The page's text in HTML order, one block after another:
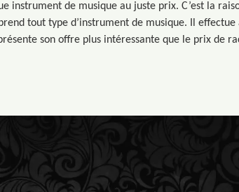
instrument de musique au juste prix. C’est la
tout type d’instrument de musique. Il
son offre plus intéressante que le prix de